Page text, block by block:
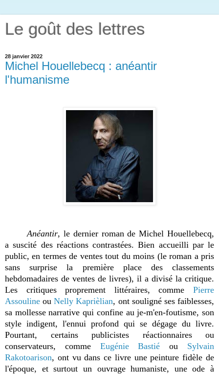
Le goût des lettres
28 janvier 2022
Michel Houellebecq : anéantir
l'humanisme
Anéantir, le dernier roman de Michel Houellebecq,
a suscité des réactions contrastées. Bien accueilli par le
public, en termes de ventes tout du moins (le roman a pris
sans surprise la première place des classements
hebdomadaires de ventes de livres), il a divisé la critique.
Les critiques proprement littéraires, comme Pierre
Assouline ouNelly Kaprièlian, ont souligné ses faiblesses,
sa mollesse narrative qui confine au je-m'en-foutisme, son
style indigent, l'ennui profond qui se dégage du livre.
Pourtant, certains publicistes réactionnaires ou
conservateurs, comme Eugénie Bastié ou Sylvain
Rakotoarison, ont vu dans ce livre une peinture fidèle de
l'époque, et surtout un ouvrage humaniste, une ode à